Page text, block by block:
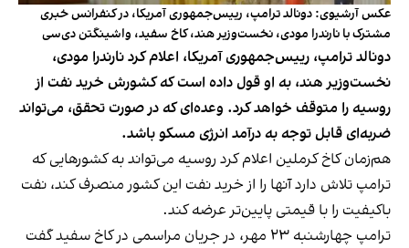
عکس آرشیوی: دونالد ترامپ، رییس‌جمهوری آمریکا، در کنفرانس خبری
مشترک با نارندرا مودی، نخست‌وزیر هند، کاخ سفید، واشینگتن دی‌سی
دونالد ترامپ، رییس‌جمهوری آمریکا، اعلام کرد نارندرا مودی،
نخست‌وزیر هند، به او قول داده است که کشورش خرید نفت از
روسیه را متوقف خواهد کرد. وعده‌ای که در صورت تحقق، می‌تواند
ضربه‌ای قابل‌ توجه به درآمد انرژی مسکو باشد.
هم‌زمان کاخ کرملین اعلام کرد روسیه می‌تواند به کشورهایی که
ترامپ تلاش دارد آنها را از خرید نفت این کشور منصرف کند، نفت
باکیفیت را با قیمتی پایین‌تر عرضه کند.
ترامپ چهارشنبه ۲۳ مهر، در جریان مراسمی در کاخ سفید گفت